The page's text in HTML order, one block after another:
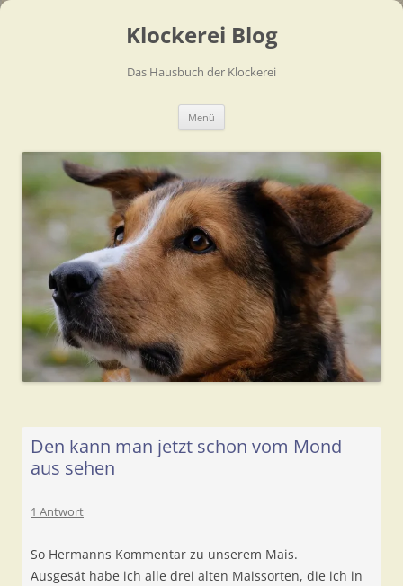
Klockerei Blog
Das Hausbuch der Klockerei
Menü
Den kann man jetzt schon vom Mond
aus sehen
1 Antwort
So Hermanns Kommentar zu unserem Mais.
Ausgesät habe ich alle drei alten Maissorten, die ich in